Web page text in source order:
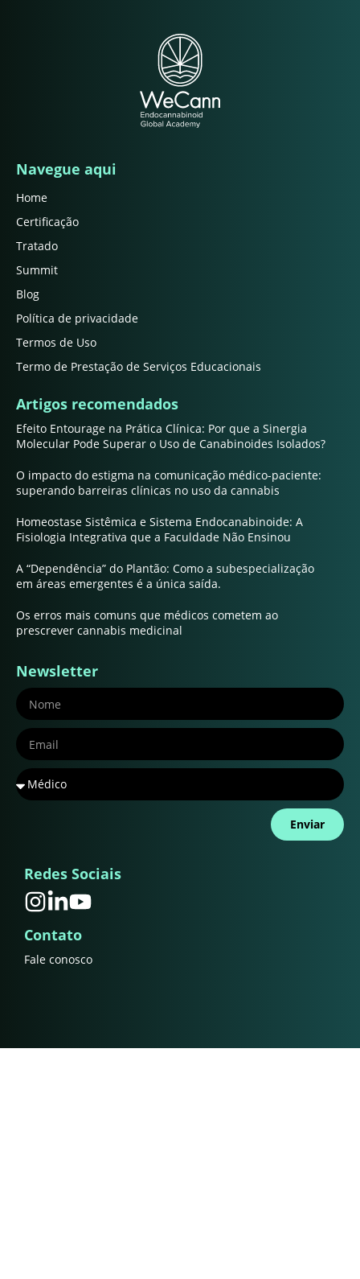
Navegue aqui
Home
Certificação
Tratado
Summit
Blog
Política de privacidade
Termos de Uso
Termo de Prestação de Serviços Educacionais
Artigos recomendados
Efeito Entourage na Prática Clínica: Por que a Sinergia
Molecular Pode Superar o Uso de Canabinoides Isolados?
O impacto do estigma na comunicação médico-paciente:
superando barreiras clínicas no uso da cannabis
Homeostase Sistêmica e Sistema Endocanabinoide: A
Fisiologia Integrativa que a Faculdade Não Ensinou
A “Dependência” do Plantão: Como a subespecialização
em áreas emergentes é a única saída.
Os erros mais comuns que médicos cometem ao
prescrever cannabis medicinal
Newsletter
Enviar
Redes Sociais
Contato
Fale conosco